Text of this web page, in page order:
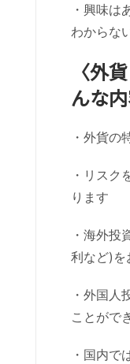
・興味は
わからな
〈外
んな内
・外貨の
・リスク
ります
・海外投
利など)を
・外国人
ことがで
・国内で